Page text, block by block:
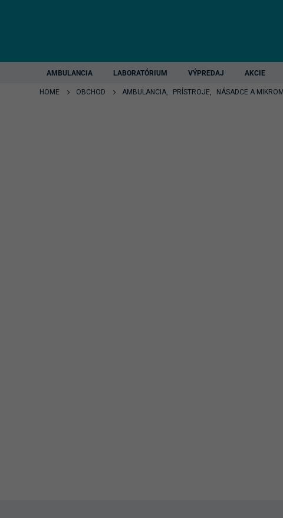
AMBULANCIA LABORATÓRIUM VÝPREDAJ AKCIE
HOME OBCHOD AMBULANCIA, PRÍSTROJE, NÁSADCE A